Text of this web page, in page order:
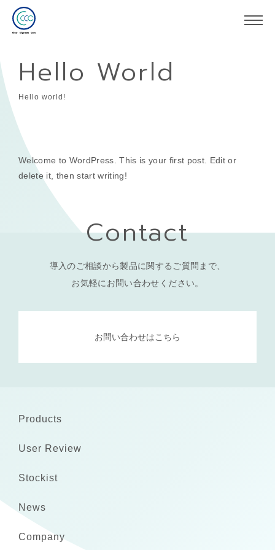
Hello World
Hello world!
Welcome to WordPress. This is your first post. Edit or
delete it, then start writing!
Contact
導入のご相談から製品に関するご質問まで、
お気軽にお問い合わせください。
お問い合わせはこちら
Products
User Review
Stockist
News
Company